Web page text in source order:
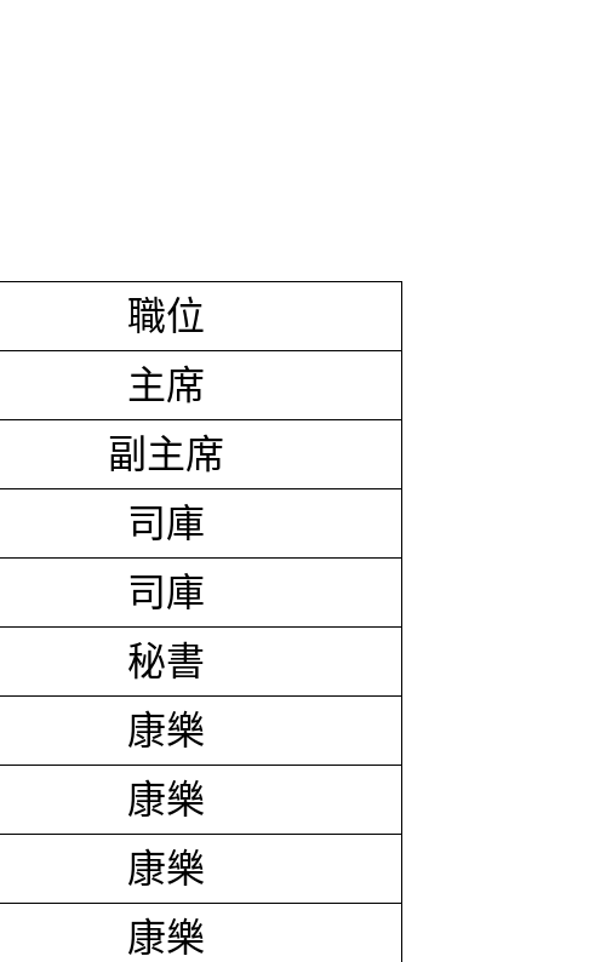
職位
主席
副主席
司庫
司庫
秘書
康樂
康樂
康樂
康樂